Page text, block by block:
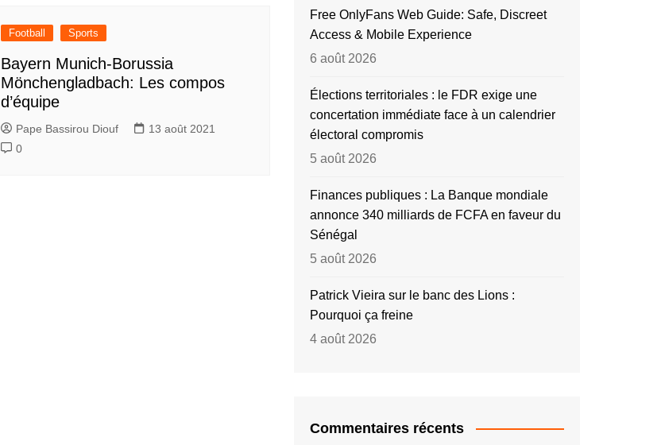
Football Sports
Bayern Munich-Borussia
Mönchengladbach: Les compos
d’équipe
Pape Bassirou Diouf
13 août 2021
0
Free OnlyFans Web Guide: Safe, Discreet
Access & Mobile Experience
6 août 2026
Élections territoriales : le FDR exige une
concertation immédiate face à un calendrier
électoral compromis
5 août 2026
Finances publiques : La Banque mondiale
annonce 340 milliards de FCFA en faveur du
Sénégal
5 août 2026
Patrick Vieira sur le banc des Lions :
Pourquoi ça freine
4 août 2026
Commentaires récents